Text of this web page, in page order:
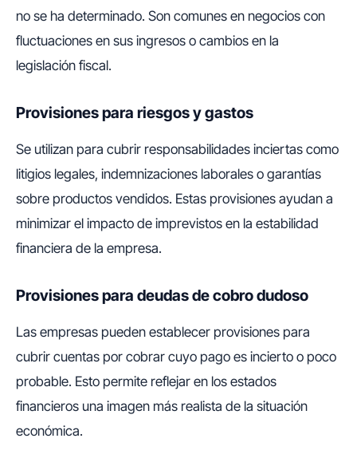
no se ha determinado. Son comunes en negocios con
fluctuaciones en sus ingresos o cambios en la
legislación fiscal.
Provisiones para riesgos y gastos
Se utilizan para cubrir responsabilidades inciertas como
litigios legales, indemnizaciones laborales o garantías
sobre productos vendidos. Estas provisiones ayudan a
minimizar el impacto de imprevistos en la estabilidad
financiera de la empresa.
Provisiones para deudas de cobro dudoso
Las empresas pueden establecer provisiones para
cubrir cuentas por cobrar cuyo pago es incierto o poco
probable. Esto permite reflejar en los estados
financieros una imagen más realista de la situación
económica.